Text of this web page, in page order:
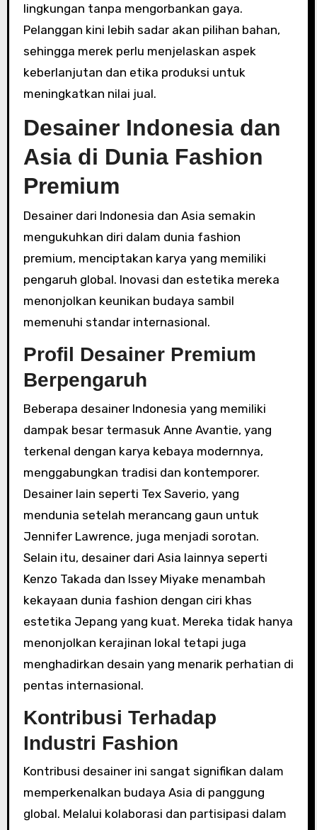
lingkungan tanpa mengorbankan gaya.
Pelanggan kini lebih sadar akan pilihan bahan,
sehingga merek perlu menjelaskan aspek
keberlanjutan dan etika produksi untuk
meningkatkan nilai jual.
Desainer Indonesia dan
Asia di Dunia Fashion
Premium
Desainer dari Indonesia dan Asia semakin
mengukuhkan diri dalam dunia fashion
premium, menciptakan karya yang memiliki
pengaruh global. Inovasi dan estetika mereka
menonjolkan keunikan budaya sambil
memenuhi standar internasional.
Profil Desainer Premium
Berpengaruh
Beberapa desainer Indonesia yang memiliki
dampak besar termasuk Anne Avantie, yang
terkenal dengan karya kebaya modernnya,
menggabungkan tradisi dan kontemporer.
Desainer lain seperti Tex Saverio, yang
mendunia setelah merancang gaun untuk
Jennifer Lawrence, juga menjadi sorotan.
Selain itu, desainer dari Asia lainnya seperti
Kenzo Takada dan Issey Miyake menambah
kekayaan dunia fashion dengan ciri khas
estetika Jepang yang kuat. Mereka tidak hanya
menonjolkan kerajinan lokal tetapi juga
menghadirkan desain yang menarik perhatian di
pentas internasional.
Kontribusi Terhadap
Industri Fashion
Kontribusi desainer ini sangat signifikan dalam
memperkenalkan budaya Asia di panggung
global. Melalui kolaborasi dan partisipasi dalam